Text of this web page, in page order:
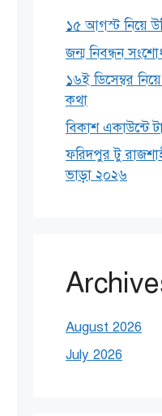
১৫ আগস্ট নিয়ে
জন্ম নিবন্ধন
১৬ই ডিসেম্বর
কথা
বিকাশ একাউন্টে
ফরিদপুর টু
ভাড়া ২০২৬
August 2026
July 2026